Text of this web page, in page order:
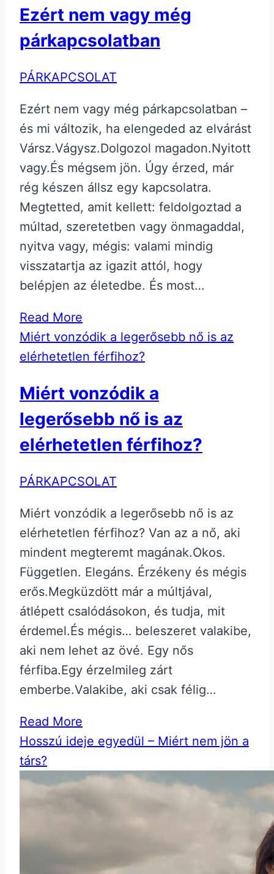
Ezért nem vagy még
párkapcsolatban
PÁRKAPCSOLAT
Ezért nem vagy még párkapcsolatban –
és mi változik, ha elengeded az elvárást
Vársz.Vágysz.Dolgozol magadon.Nyitott
vagy.És mégsem jön. Úgy érzed, már
rég készen állsz egy kapcsolatra.
Megtetted, amit kellett: feldolgoztad a
múltad, szeretetben vagy önmagaddal,
nyitva vagy, mégis: valami mindig
visszatartja az igazit attól, hogy
belépjen az életedbe. És most…
Read More
Miért vonzódik a legerősebb nő is az
elérhetetlen férfihoz?
Miért vonzódik a
legerősebb nő is az
elérhetetlen férfihoz?
PÁRKAPCSOLAT
Miért vonzódik a legerősebb nő is az
elérhetetlen férfihoz? Van az a nő, aki
mindent megteremt magának.Okos.
Független. Elegáns. Érzékeny és mégis
erős.Megküzdött már a múltjával,
átlépett csalódásokon, és tudja, mit
érdemel.És mégis… beleszeret valakibe,
aki nem lehet az övé. Egy nős
férfiba.Egy érzelmileg zárt
emberbe.Valakibe, aki csak félig…
Read More
Hosszú ideje egyedül – Miért nem jön a
társ?